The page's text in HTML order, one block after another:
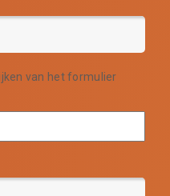
van het formulier